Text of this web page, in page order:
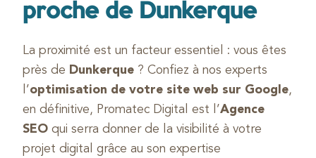
proche de Dunkerque
La proximité est un facteur essentiel : vous êtes
près de Dunkerque ? Confiez à nos experts
l’optimisation de votre site web sur Google,
en définitive, Promatec Digital est l’Agence
SEO qui serra donner de la visibilité à votre
projet digital grâce au son expertise